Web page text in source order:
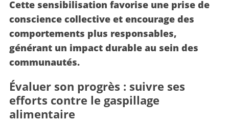
Cette sensibilisation favorise une prise de
conscience collective et encourage des
comportements plus responsables,
générant un impact durable au sein des
communautés.
Évaluer son progrès : suivre ses
efforts contre le gaspillage
alimentaire